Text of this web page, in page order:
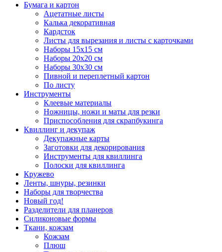
Бумага и картон
Ацетатные листы
Калька декоративная
Кардсток
Листы для вырезания и листы с карточками
Наборы 15х15 см
Наборы 20х20 см
Наборы 30х30 см
Пивной и переплетный картон
По листу
Инструменты
Клеевые материалы
Ножницы, ножи и маты для резки
Приспособления для скрапбукинга
Квиллинг и декупаж
Декупажные карты
Заготовки для декорирования
Инструменты для квиллинга
Полоски для квиллинга
Кружево
Ленты, шнуры, резинки
Наборы для творчества
Новый год!
Разделители для планеров
Силиконовые формы
Ткани, кожзам
Кожзам
Плюш